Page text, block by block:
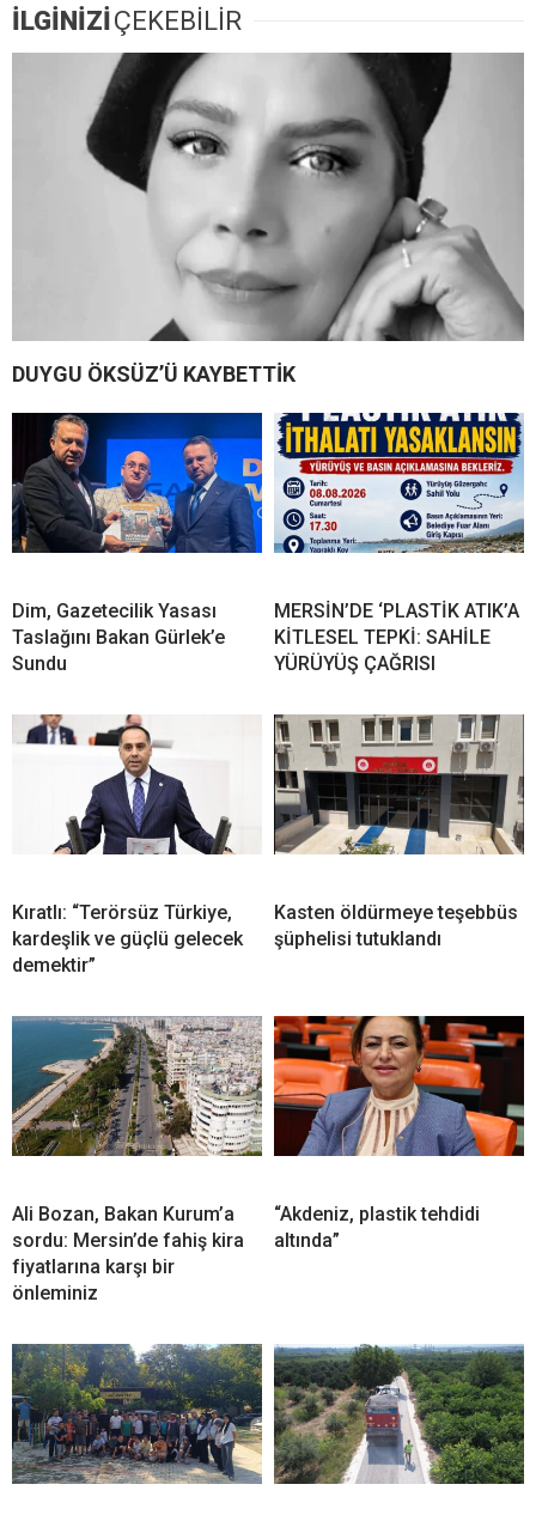
İLGİNİZİÇEKEBİLİR
DUYGU ÖKSÜZ’Ü KAYBETTİK
Dim, Gazetecilik Yasası
Taslağını Bakan Gürlek’e
Sundu
MERSİN’DE ‘PLASTİK ATIK’A
KİTLESEL TEPKİ: SAHİLE
YÜRÜYÜŞ ÇAĞRISI
Kıratlı: “Terörsüz Türkiye,
kardeşlik ve güçlü gelecek
demektir”
Kasten öldürmeye teşebbüs
şüphelisi tutuklandı
Ali Bozan, Bakan Kurum’a
sordu: Mersin’de fahiş kira
fiyatlarına karşı bir
önleminiz
“Akdeniz, plastik tehdidi
altında”